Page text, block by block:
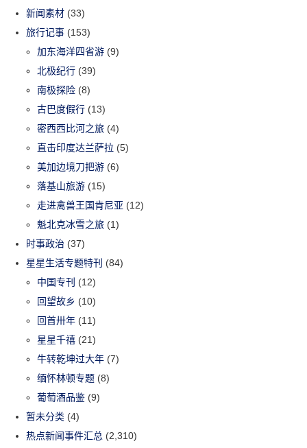
新闻素材 (33)
旅行记事 (153)
加东海洋四省游 (9)
北极纪行 (39)
南极探险 (8)
古巴度假行 (13)
密西西比河之旅 (4)
直击印度达兰萨拉 (5)
美加边境刀把游 (6)
落基山旅游 (15)
走进禽兽王国肯尼亚 (12)
魁北克冰雪之旅 (1)
时事政治 (37)
星星生活专题特刊 (84)
中国专刊 (12)
回望故乡 (10)
回首卅年 (11)
星星千禧 (21)
牛转乾坤过大年 (7)
缅怀林顿专题 (8)
葡萄酒品鉴 (9)
暂未分类 (4)
热点新闻事件汇总 (2,310)